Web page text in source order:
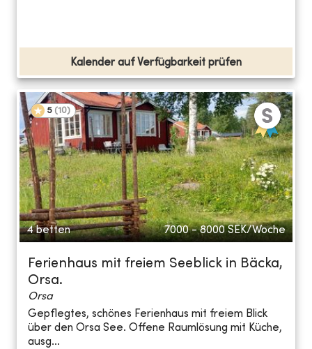
Kalender auf Verfügbarkeit prüfen
5 (10)
4 betten 7000 - 8000 SEK/Woche
Ferienhaus mit freiem Seeblick in Bäcka,
Orsa.
Orsa
Gepflegtes, schönes Ferienhaus mit freiem Blick
über den Orsa See. Offene Raumlösung mit Küche,
ausg...